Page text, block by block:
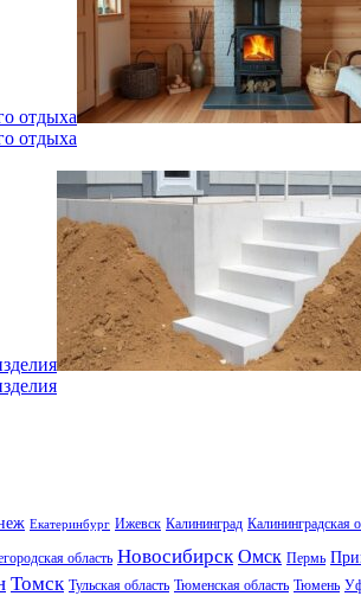
отдыха
отдыха
Екатеринбург Ижевск Калининград Калининградская
область Новосибирск Омск Пермь
Томск Тульская область Тюменская область Тюмень